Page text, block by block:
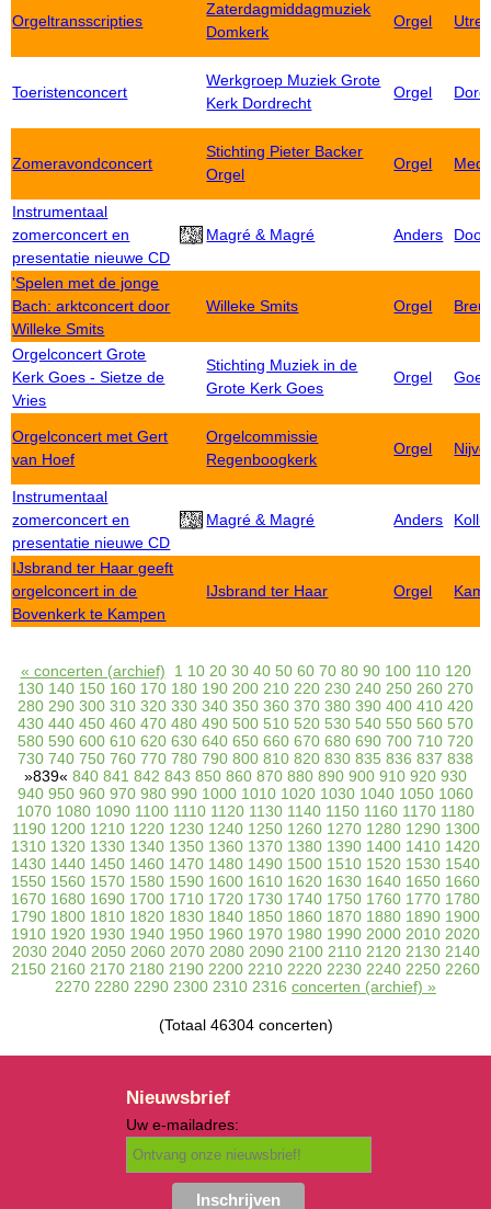
Orgeltransscripties
Zaterdagmiddagmuziek
Domkerk
Orgel
Toeristenconcert
Werkgroep Muziek Grote
Kerk Dordrecht
Orgel
Zomeravondconcert
Stichting Pieter Backer
Orgel
Orgel
Instrumentaal
zomerconcert en
presentatie nieuwe CD
Magré & Magré Anders
'Spelen met de jonge
Bach: arktconcert door
Willeke Smits
Willeke Smits Orgel
Orgelconcert Grote
Kerk Goes - Sietze de
Vries
Stichting Muziek in de
Grote Kerk Goes
Orgel Goes
Orgelconcert met Gert
van Hoef
Orgelcommissie
Regenboogkerk
Orgel
Instrumentaal
zomerconcert en
presentatie nieuwe CD
Magré & Magré Anders
IJsbrand ter Haar geeft
orgelconcert in de
Bovenkerk te Kampen
IJsbrand ter Haar Orgel
« concerten (archief) 1 10 20 30 40 50 60 70 80 90 100 110 120
130 140 150 160 170 180 190 200 210 220 230 240 250 260 270
280 290 300 310 320 330 340 350 360 370 380 390 400 410 420
430 440 450 460 470 480 490 500 510 520 530 540 550 560 570
580 590 600 610 620 630 640 650 660 670 680 690 700 710 720
730 740 750 760 770 780 790 800 810 820 830 835 836 837 838
»839« 840 841 842 843 850 860 870 880 890 900 910 920 930
940 950 960 970 980 990 1000 1010 1020 1030 1040 1050 1060
1070 1080 1090 1100 1110 1120 1130 1140 1150 1160 1170 1180
1190 1200 1210 1220 1230 1240 1250 1260 1270 1280 1290 1300
1310 1320 1330 1340 1350 1360 1370 1380 1390 1400 1410 1420
1430 1440 1450 1460 1470 1480 1490 1500 1510 1520 1530 1540
1550 1560 1570 1580 1590 1600 1610 1620 1630 1640 1650 1660
1670 1680 1690 1700 1710 1720 1730 1740 1750 1760 1770 1780
1790 1800 1810 1820 1830 1840 1850 1860 1870 1880 1890 1900
1910 1920 1930 1940 1950 1960 1970 1980 1990 2000 2010 2020
2030 2040 2050 2060 2070 2080 2090 2100 2110 2120 2130 2140
2150 2160 2170 2180 2190 2200 2210 2220 2230 2240 2250 2260
2270 2280 2290 2300 2310 2316 concerten (archief) »
(Totaal 46304 concerten)
Nieuwsbrief
Uw e-mailadres: